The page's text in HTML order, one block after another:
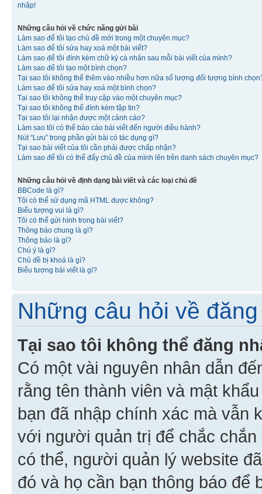
nhập!
Những câu hỏi về chức năng gửi bài
Làm sao để tôi tạo chủ đề mới trong một chuyên mục?
Làm sao để tôi sửa hay xoá một bài viết?
Làm sao để tôi đính kèm chữ ký cá nhân sau mỗi bài viết của mình?
Làm sao để tôi tạo một bình chọn?
Tại sao tôi không thể thêm vào nhiều hơn nữa số lượng đối tượng bình
Làm sao để tôi sửa hay xoá một bình chọn?
Tại sao tôi không thể truy cập vào một chuyên mục?
Tại sao tôi không thể đính kèm tập tin?
Tại sao tôi lại nhận được một cảnh cáo?
Làm sao tôi có thể báo cáo bài viết đến người điều hành?
Nút “Lưu” trong phần gửi bài có tác dụng gì?
Tại sao bài viết của tôi cần phải được chấp nhận?
Làm sao để tôi có thể đẩy chủ đề của mình lên trên danh sách chuyên mục?
Những câu hỏi về định dạng bài viết và các loại chủ đề
BBCode là gì?
Tôi có thể sử dụng mã HTML được không?
Biểu tượng vui là gì?
Tôi có thể gửi hình trong bài viết?
Thông báo chung là gì?
Thông báo là gì?
Chú ý là gì?
Chủ đề bị khoá là gì?
Biểu tượng bài viết là gì?
Những câu hỏi về
Tại sao tôi không thể đăng
Có một vài nguyên nhân dẫn
rằng tên thành viên và mật
bạn đã nhập chính xác mà vẫn
với người quản trị để chắc
có thể, người quản lý website
đó và họ cần bạn thông báo để